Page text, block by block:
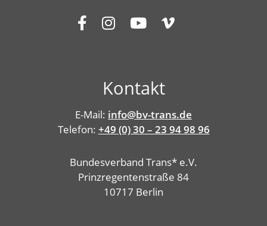
Kontakt
E-Mail: info@bv-trans.de
Telefon: +49 (0) 30 – 23 94 98 96
Bundesverband Trans* e.V.
Prinzregentenstraße 84
10717 Berlin